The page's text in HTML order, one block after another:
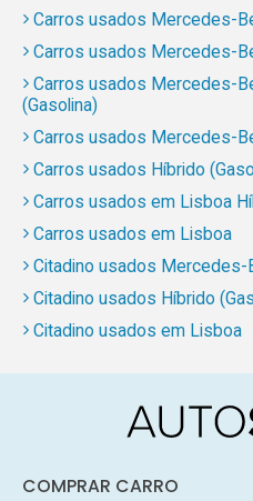
Carros usados Mercedes-
Carros usados Mercedes-
Carros usados Mercedes-
(Gasolina)
Carros usados Mercedes-
Carros usados Híbrido
Carros usados em Lisboa
Carros usados em Lisboa
Citadino usados Mercedes-
Citadino usados Híbrido
Citadino usados em Lisboa
COMPRAR CARRO